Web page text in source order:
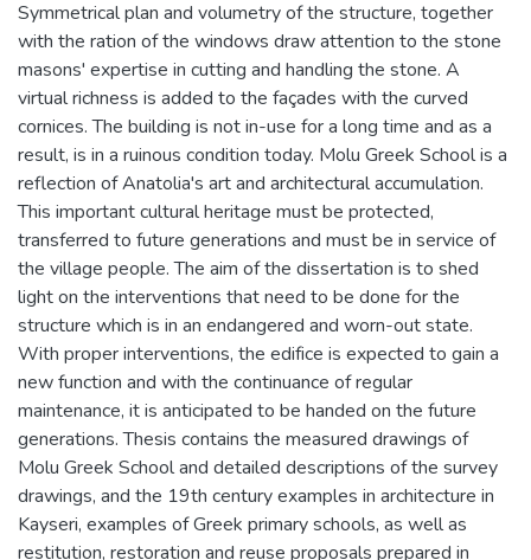
Symmetrical plan and volumetry of the structure, together
with the ration of the windows draw attention to the stone
masons' expertise in cutting and handling the stone. A
virtual richness is added to the façades with the curved
cornices. The building is not in-use for a long time and as a
result, is in a ruinous condition today. Molu Greek School is a
reflection of Anatolia's art and architectural accumulation.
This important cultural heritage must be protected,
transferred to future generations and must be in service of
the village people. The aim of the dissertation is to shed
light on the interventions that need to be done for the
structure which is in an endangered and worn-out state.
With proper interventions, the edifice is expected to gain a
new function and with the continuance of regular
maintenance, it is anticipated to be handed on the future
generations. Thesis contains the measured drawings of
Molu Greek School and detailed descriptions of the survey
drawings, and the 19th century examples in architecture in
Kayseri, examples of Greek primary schools, as well as
restitution, restoration and reuse proposals prepared in